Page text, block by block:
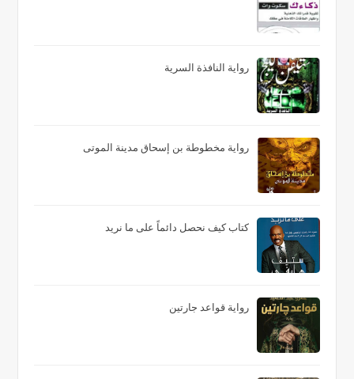
رواية النافذة السرية
رواية مخطوطة بن إسحاق مدينة الموتى
كتاب كيف نحصل دائماً على ما نريد
رواية قواعد جارتين